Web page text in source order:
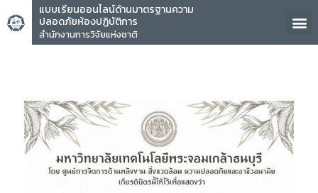
แบบเรียนออนไลน์ด้านมาตรฐานความ
ปลอดภัยห้องปฏิบัติการ
สำนักงานการวิจัยแห่งชาติ